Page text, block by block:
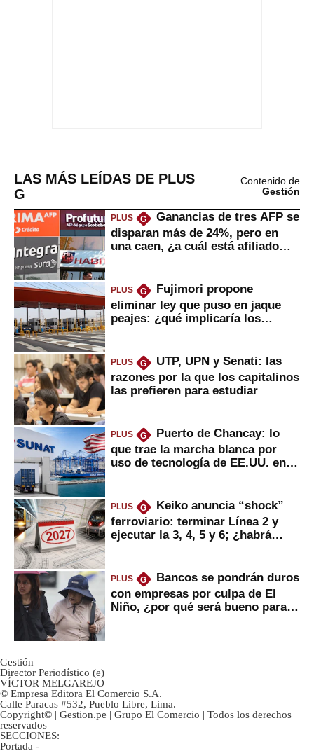
LAS MÁS LEÍDAS DE PLUS
G
Contenido de
Gestión
PLUS G
Ganancias de tres AFP se
disparan más de 24%, pero en
una caen, ¿a cuál está afiliado
PLUS G
Fujimori propone
eliminar ley que puso en jaque
peajes: ¿qué implicaría los
PLUS G
UTP, UPN y Senati: las
razones por la que los capitalinos
las prefieren para estudiar
PLUS G
Puerto de Chancay: lo
que trae la marcha blanca por
uso de tecnología de EE.UU. en
PLUS G
Keiko anuncia “shock”
ferroviario: terminar Línea 2 y
ejecutar la 3, 4, 5 y 6; ¿habrá
PLUS G
Bancos se pondrán duros
con empresas por culpa de El
Niño, ¿por qué será bueno para
Gestión
Director Periodístico (e)
VÍCTOR MELGAREJO
© Empresa Editora El Comercio S.A.
Calle Paracas #532, Pueblo Libre, Lima.
Copyright© | Gestion.pe | Grupo El Comercio | Todos los derechos
reservados
SECCIONES:
Portada -